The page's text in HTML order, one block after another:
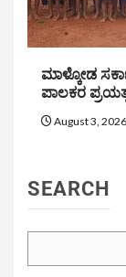
ಮಾಳ್ಕೋಡ
ಪಾಲಕರ
August 3, 2026
SEARCH